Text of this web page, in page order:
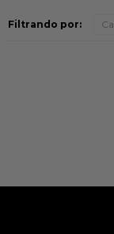
Filtrando por: